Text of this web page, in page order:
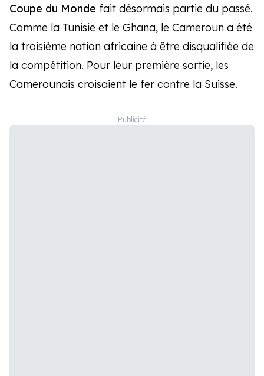
Coupe du Monde fait désormais partie du passé.
Comme la Tunisie et le Ghana, le Cameroun a été
la troisième nation africaine à être disqualifiée de
la compétition. Pour leur première sortie, les
Camerounais croisaient le fer contre la Suisse.